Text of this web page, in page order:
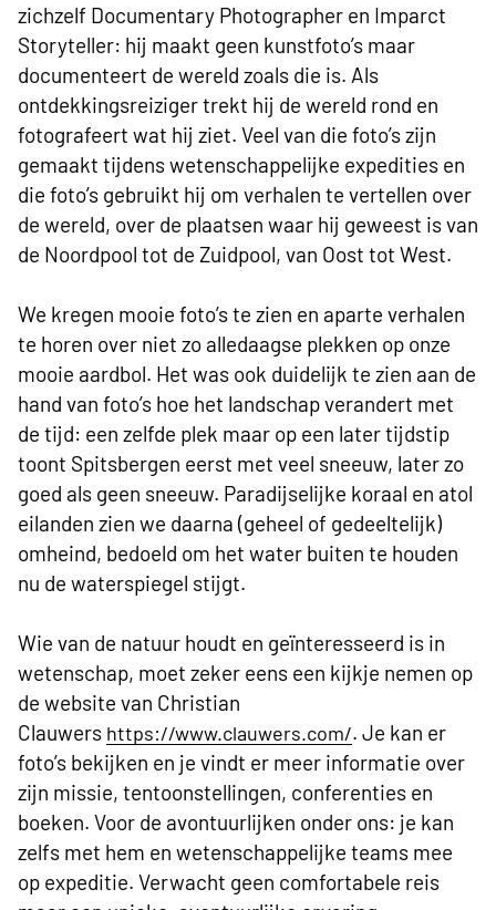
zichzelf Documentary Photographer en Imparct
Storyteller: hij maakt geen kunstfoto’s maar
documenteert de wereld zoals die is. Als
ontdekkingsreiziger trekt hij de wereld rond en
fotografeert wat hij ziet. Veel van die foto’s zijn
gemaakt tijdens wetenschappelijke expedities en
die foto’s gebruikt hij om verhalen te vertellen over
de wereld, over de plaatsen waar hij geweest is van
de Noordpool tot de Zuidpool, van Oost tot West.
We kregen mooie foto’s te zien en aparte verhalen
te horen over niet zo alledaagse plekken op onze
mooie aardbol. Het was ook duidelijk te zien aan de
hand van foto’s hoe het landschap verandert met
de tijd: een zelfde plek maar op een later tijdstip
toont Spitsbergen eerst met veel sneeuw, later zo
goed als geen sneeuw. Paradijselijke koraal en atol
eilanden zien we daarna (geheel of gedeeltelijk)
omheind, bedoeld om het water buiten te houden
nu de waterspiegel stijgt.
Wie van de natuur houdt en geïnteresseerd is in
wetenschap, moet zeker eens een kijkje nemen op
de website van Christian
Clauwers https://www.clauwers.com/. Je kan er
foto’s bekijken en je vindt er meer informatie over
zijn missie, tentoonstellingen, conferenties en
boeken. Voor de avontuurlijken onder ons: je kan
zelfs met hem en wetenschappelijke teams mee
op expeditie. Verwacht geen comfortabele reis